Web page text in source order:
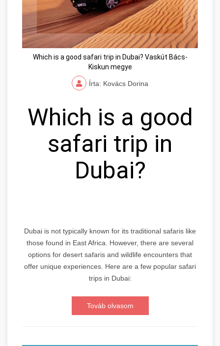
Which is a good safari trip in Dubai? Vaskút Bács-
Kiskun megye
Írta: Kovács Dorina
Which is a good
safari trip in
Dubai?
Dubai is not typically known for its traditional safaris like
those found in East Africa. However, there are several
options for desert safaris and wildlife encounters that
offer unique experiences. Here are a few popular safari
trips in Dubai:
Továb olvasom